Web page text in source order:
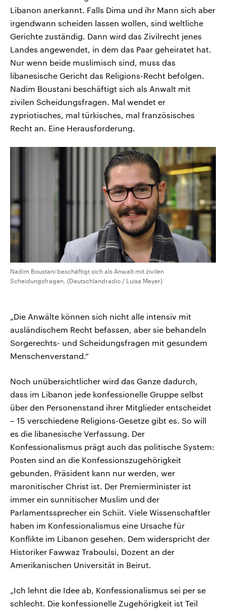
Libanon anerkannt. Falls Dima und ihr Mann sich aber
irgendwann scheiden lassen wollen, sind weltliche
Gerichte zuständig. Dann wird das Zivilrecht jenes
Landes angewendet, in dem das Paar geheiratet hat.
Nur wenn beide muslimisch sind, muss das
libanesische Gericht das Religions-Recht befolgen.
Nadim Boustani beschäftigt sich als Anwalt mit
zivilen Scheidungsfragen. Mal wendet er
zypriotisches, mal türkisches, mal französisches
Recht an. Eine Herausforderung.
Nadim Boustani beschäftigt sich als Anwalt mit zivilen
Scheidungsfragen. (Deutschlandradio / Luisa Meyer)
„Die Anwälte können sich nicht alle intensiv mit
ausländischem Recht befassen, aber sie behandeln
Sorgerechts- und Scheidungsfragen mit gesundem
Menschenverstand.“
Noch unübersichtlicher wird das Ganze dadurch,
dass im Libanon jede konfessionelle Gruppe selbst
über den Personenstand ihrer Mitglieder entscheidet
– 15 verschiedene Religions-Gesetze gibt es. So will
es die libanesische Verfassung. Der
Konfessionalismus prägt auch das politische System:
Posten sind an die Konfessionszugehörigkeit
gebunden. Präsident kann nur werden, wer
maronitischer Christ ist. Der Premierminister ist
immer ein sunnitischer Muslim und der
Parlamentssprecher ein Schiit. Viele Wissenschaftler
haben im Konfessionalismus eine Ursache für
Konflikte im Libanon gesehen. Dem widerspricht der
Historiker Fawwaz Traboulsi, Dozent an der
Amerikanischen Universität in Beirut.
„Ich lehnt die Idee ab, Konfessionalismus sei per se
schlecht. Die konfessionelle Zugehörigkeit ist Teil